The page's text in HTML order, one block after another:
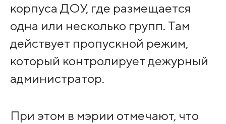
корпуса ДОУ, где размещается
одна или несколько групп. Там
действует пропускной режим,
который контролирует дежурный
администратор.
При этом в мэрии отмечают, что